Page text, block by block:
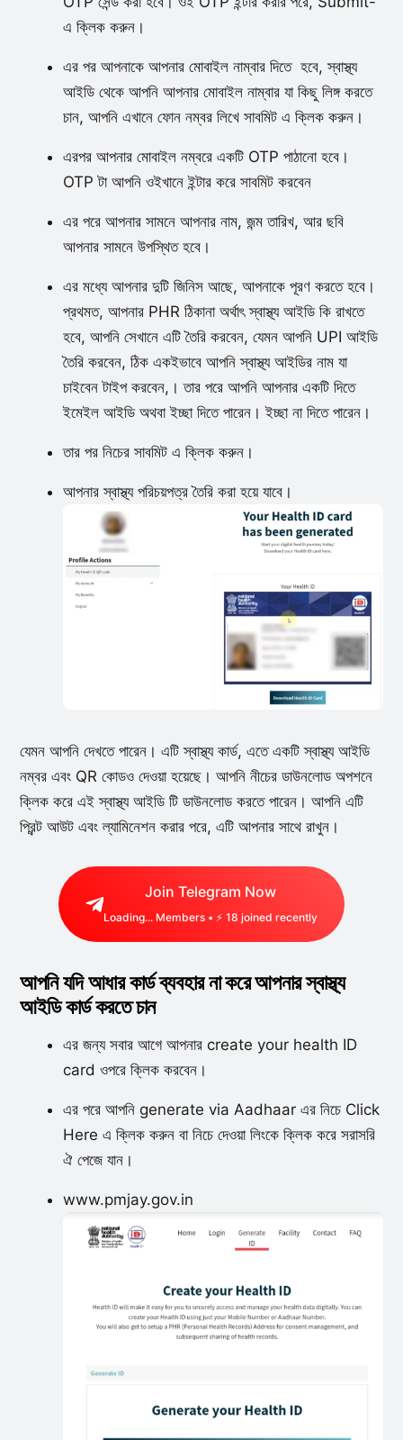
এ ক্লিক করুন।
এর পর আপনাকে আপনার মোবাইল নাম্বার দিতে হবে, স্বাস্থ্য
আইডি থেকে আপনি আপনার মোবাইল নাম্বার যা কিছু লিঙ্গ করতে
চান, আপনি এখানে ফোন নম্বর লিখে সাবমিট এ ক্লিক করুন।
এরপর আপনার মোবাইল নম্বরে একটি OTP পাঠানো হবে।
OTP টা আপনি ওইখানে ইন্টার করে সাবমিট করবেন
এর পরে আপনার সামনে আপনার নাম, জন্ম তারিখ, আর ছবি
আপনার সামনে উপস্থিত হবে।
এর মধ্যে আপনার দুটি জিনিস আছে, আপনাকে পূরণ করতে হবে।
প্রথমত, আপনার PHR ঠিকানা অর্থাৎ স্বাস্থ্য আইডি কি রাখতে
হবে, আপনি সেখানে এটি তৈরি করবেন, যেমন আপনি UPI আইডি
তৈরি করবেন, ঠিক একইভাবে আপনি স্বাস্থ্য আইডির নাম যা
চাইবেন টাইপ করবেন,। তার পরে আপনি আপনার একটি দিতে
ইমেইল আইডি অথবা ইচ্ছা দিতে পারেন। ইচ্ছা না দিতে পারেন।
তার পর নিচের সাবমিট এ ক্লিক করুন।
আপনার স্বাস্থ্য পরিচয়পত্র তৈরি করা হয়ে যাবে।
যেমন আপনি দেখতে পারেন। এটি স্বাস্থ্য কার্ড, এতে একটি স্বাস্থ্য আইডি
নম্বর এবং QR কোডও দেওয়া হয়েছে। আপনি নীচের ডাউনলোড অপশনে
ক্লিক করে এই স্বাস্থ্য আইডি টি ডাউনলোড করতে পারেন। আপনি এটি
প্রিন্ট আউট এবং ল্যামিনেশন করার পরে, এটি আপনার সাথে রাখুন।
Join Telegram Now
Loading... Members • ⚡ 18 joined recently
আপনি যদি আধার কার্ড ব্যবহার না করে আপনার স্বাস্থ্য
আইডি কার্ড করতে চান
এর জন্য সবার আগে আপনার create your health ID
card ওপরে ক্লিক করবেন।
এর পরে আপনি generate via Aadhaar এর নিচে Click
Here এ ক্লিক করুন বা নিচে দেওয়া লিংকে ক্লিক করে সরাসরি
ঐ পেজে যান।
www.pmjay.gov.in